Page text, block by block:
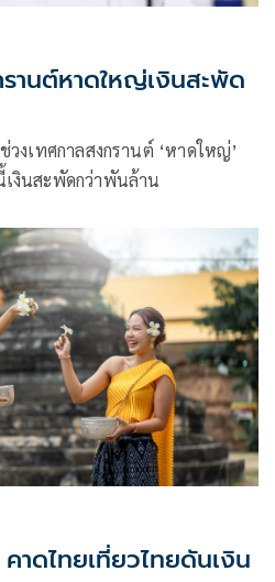
านต์หาดใหญ่เงินสะพัด
วงเทศกาลสงกรานต์ ‘หาดใหญ่’
งินสะพัดกว่าพันล้าน
าดไทยเที่ยวไทยดันเงิน